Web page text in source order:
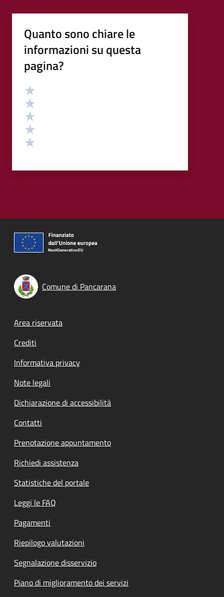
Quanto sono chiare le
informazioni su questa
pagina?
Valutazione
Comune di Pancarana
Footer menu
Area riservata
Crediti
Informativa privacy
Note legali
Dichiarazione di accessibilità
Contatti
Prenotazione appuntamento
Richiedi assistenza
Statistiche del portale
Leggi le FAQ
Pagamenti
Riepilogo valutazioni
Segnalazione disservizio
Piano di miglioramento dei servizi